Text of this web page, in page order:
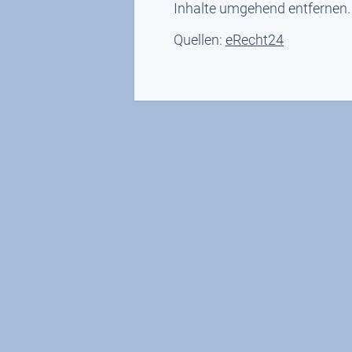
Inhalte umgehend entfernen.
Quellen: eRecht24